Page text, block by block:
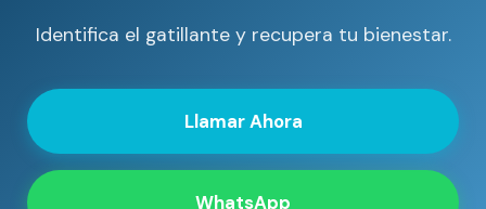
Identifica el gatillante y recupera tu bienestar.
Llamar Ahora
WhatsApp